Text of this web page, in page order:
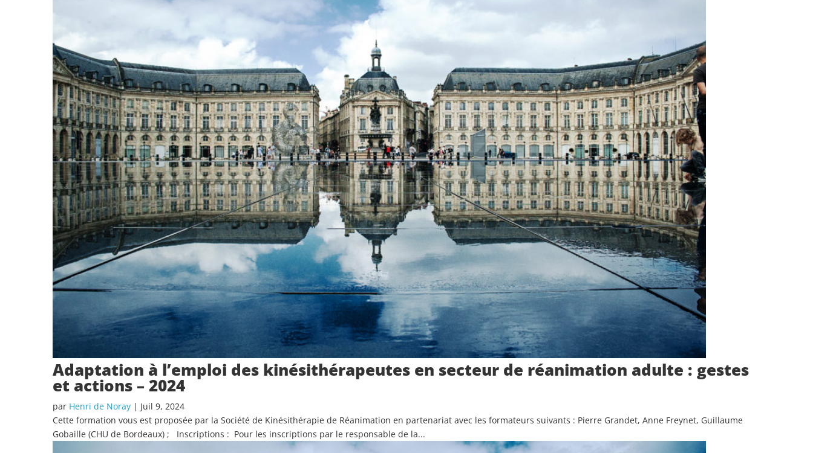
Adaptation à l’emploi des kinésithérapeutes en secteur de réanimation adulte : gestes
et actions – 2024
par Henri de Noray | Juil 9, 2024
Cette formation vous est proposée par la Société de Kinésithérapie de Réanimation en partenariat avec les formateurs suivants : Pierre Grandet, Anne Freynet, Guillaume
Gobaille (CHU de Bordeaux) ; Inscriptions : Pour les inscriptions par le responsable de la...